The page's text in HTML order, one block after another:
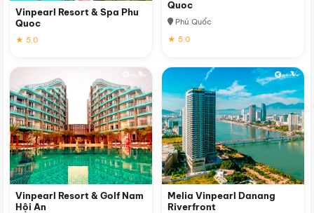
Vinpearl Resort & Spa Phu
Quoc
★ 5.0
Quoc
Phú Quốc
★ 5.0
Vinpearl Resort & Golf Nam
Hội An
Melia Vinpearl Danang
Riverfront